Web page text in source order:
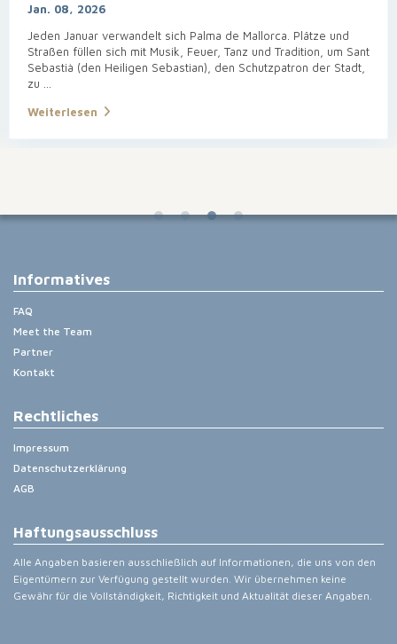
Jan. 08, 2026
Jeden Januar verwandelt sich Palma de Mallorca. Plätze und
Straßen füllen sich mit Musik, Feuer, Tanz und Tradition, um Sant
Sebastià (den Heiligen Sebastian), den Schutzpatron der Stadt,
...
Weiterlesen
Informatives
FAQ
Meet the Team
Partner
Kontakt
Rechtliches
Impressum
Datenschutzerklärung
AGB
Haftungsausschluss
Alle Angaben basieren ausschließlich auf Informationen, die uns von den
Eigentümern zur Verfügung gestellt wurden. Wir übernehmen keine
Gewähr für die Vollständigkeit, Richtigkeit und Aktualität dieser Angaben.